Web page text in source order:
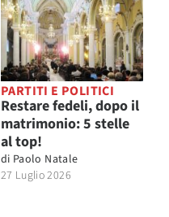
PARTITI E POLITICI
Restare fedeli, dopo il
matrimonio: 5 stelle
al top!
di Paolo Natale
27 Luglio 2026